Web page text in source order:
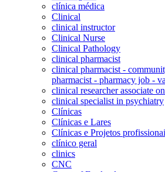
clínica médica
Clinical
clinical instructor
Clinical Nurse
Clinical Pathology
clinical pharmacist
clinical pharmacist -
pharmacist - pharmacy job -
clinical researcher associate
clinical specialist in psychiatry
Clínicas
Clínicas e Lares
Clínicas e Projetos
clínico geral
clinics
CNC